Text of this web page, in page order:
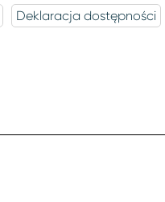
Deklaracja dostępności